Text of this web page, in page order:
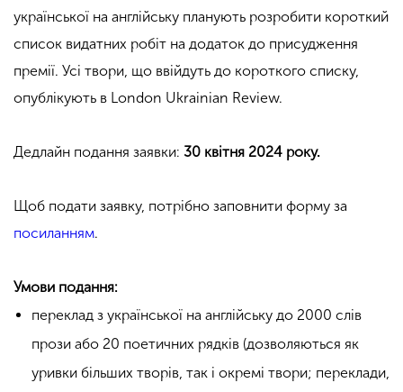
української на англійську планують розробити короткий
список видатних робіт на додаток до присудження
премії. Усі твори, що ввійдуть до короткого списку,
опублікують в London Ukrainian Review.
Дедлайн подання заявки: 30 квітня 2024 року.
Щоб подати заявку, потрібно заповнити форму за
посиланням.
Умови подання:
переклад з української на англійську до 2000 слів
прози або 20 поетичних рядків (дозволяються як
уривки більших творів, так і окремі твори; переклади,